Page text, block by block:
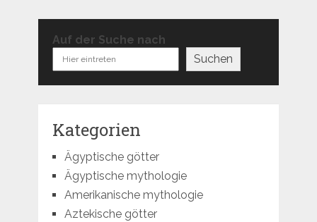
Auf der Suche nach
Suchen
Kategorien
Ägyptische götter
Ägyptische mythologie
Amerikanische mythologie
Aztekische götter